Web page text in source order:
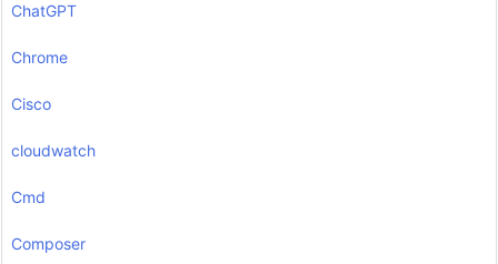
ChatGPT
Chrome
Cisco
cloudwatch
Cmd
Composer